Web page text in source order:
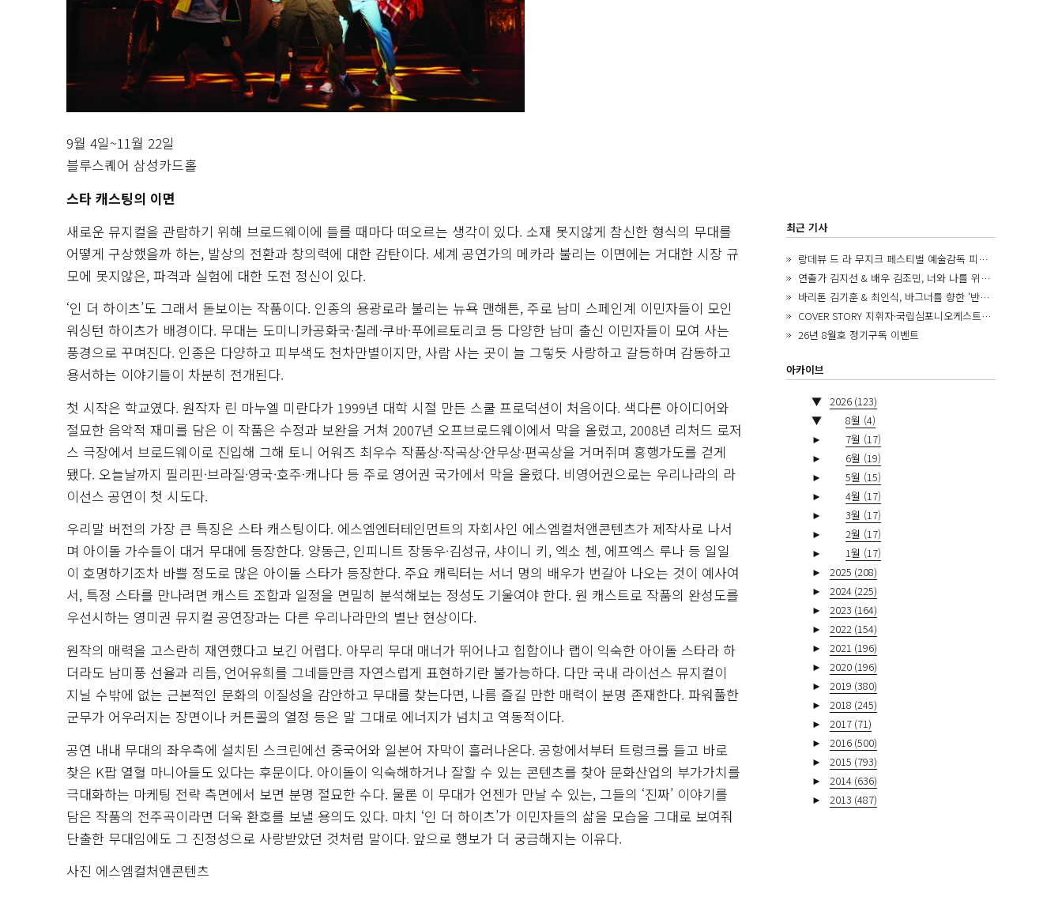
9월 4일~11월 22일
블루스퀘어 삼성카드홀
스타 캐스팅의 이면
새로운 뮤지컬을 관람하기 위해 브로드웨이에 들를 때마다 떠오르는 생각이 있다. 소재 못지않게 참신한 형식의 무대를
어떻게 구상했을까 하는, 발상의 전환과 창의력에 대한 감탄이다. 세계 공연가의 메카라 불리는 이면에는 거대한 시장 규
모에 못지않은, 파격과 실험에 대한 도전 정신이 있다.
‘인 더 하이츠’도 그래서 돋보이는 작품이다. 인종의 용광로라 불리는 뉴욕 맨해튼, 주로 남미 스페인계 이민자들이 모인
워싱턴 하이츠가 배경이다. 무대는 도미니카공화국·칠레·쿠바·푸에르토리코 등 다양한 남미 출신 이민자들이 모여 사는
풍경으로 꾸며진다. 인종은 다양하고 피부색도 천차만별이지만, 사람 사는 곳이 늘 그렇듯 사랑하고 갈등하며 감동하고
용서하는 이야기들이 차분히 전개된다.
첫 시작은 학교였다. 원작자 린 마누엘 미란다가 1999년 대학 시절 만든 스쿨 프로덕션이 처음이다. 색다른 아이디어와
절묘한 음악적 재미를 담은 이 작품은 수정과 보완을 거쳐 2007년 오프브로드웨이에서 막을 올렸고, 2008년 리처드 로저
스 극장에서 브로드웨이로 진입해 그해 토니 어워즈 최우수 작품상·작곡상·안무상·편곡상을 거머쥐며 흥행가도를 걷게
됐다. 오늘날까지 필리핀·브라질·영국·호주·캐나다 등 주로 영어권 국가에서 막을 올렸다. 비영어권으로는 우리나라의 라
이선스 공연이 첫 시도다.
우리말 버전의 가장 큰 특징은 스타 캐스팅이다. 에스엠엔터테인먼트의 자회사인 에스엠컬처앤콘텐츠가 제작사로 나서
며 아이돌 가수들이 대거 무대에 등장한다. 양동근, 인피니트 장동우·김성규, 샤이니 키, 엑소 첸, 에프엑스 루나 등 일일
이 호명하기조차 바쁠 정도로 많은 아이돌 스타가 등장한다. 주요 캐릭터는 서너 명의 배우가 번갈아 나오는 것이 예사여
서, 특정 스타를 만나려면 캐스트 조합과 일정을 면밀히 분석해보는 정성도 기울여야 한다. 원 캐스트로 작품의 완성도를
우선시하는 영미권 뮤지컬 공연장과는 다른 우리나라만의 별난 현상이다.
원작의 매력을 고스란히 재연했다고 보긴 어렵다. 아무리 무대 매너가 뛰어나고 힙합이나 랩이 익숙한 아이돌 스타라 하
더라도 남미풍 선율과 리듬, 언어유희를 그네들만큼 자연스럽게 표현하기란 불가능하다. 다만 국내 라이선스 뮤지컬이
지닐 수밖에 없는 근본적인 문화의 이질성을 감안하고 무대를 찾는다면, 나름 즐길 만한 매력이 분명 존재한다. 파워풀한
군무가 어우러지는 장면이나 커튼콜의 열정 등은 말 그대로 에너지가 넘치고 역동적이다.
공연 내내 무대의 좌우측에 설치된 스크린에선 중국어와 일본어 자막이 흘러나온다. 공항에서부터 트렁크를 들고 바로
찾은 K팝 열혈 마니아들도 있다는 후문이다. 아이돌이 익숙해하거나 잘할 수 있는 콘텐츠를 찾아 문화산업의 부가가치를
극대화하는 마케팅 전략 측면에서 보면 분명 절묘한 수다. 물론 이 무대가 언젠가 만날 수 있는, 그들의 ‘진짜’ 이야기를
담은 작품의 전주곡이라면 더욱 환호를 보낼 용의도 있다. 마치 ‘인 더 하이츠’가 이민자들의 삶을 모습을 그대로 보여줘
단출한 무대임에도 그 진정성으로 사랑받았던 것처럼 말이다. 앞으로 행보가 더 궁금해지는 이유다.
사진 에스엠컬처앤콘텐츠
최근 기사
랑데뷰 드 라 무지크 페스티벌 예술감독 피아니스트 김혜진, 5년간의 여정을 돌아보며
연출가 김지선 & 배우 김조민, 너와 나를 위한 ‘모두의 숲’에서 만나는 동심
바리톤 김기훈 & 최인식, 바그너를 향한 ‘반지 원정대’를 앞두고
COVER STORY 지휘자·국립심포니오케스트라 제8대 음악감독 로베르토 아바도
26년 8월호 정기구독 이벤트
아카이브
▼ 2026 (123)
▼
8월 (4)
►
7월 (17)
►
6월 (19)
►
5월 (15)
►
4월 (17)
►
3월 (17)
►
2월 (17)
►
1월 (17)
►
2025 (208)
►
2024 (225)
►
2023 (164)
►
2022 (154)
►
2021 (196)
►
2020 (196)
►
2019 (380)
►
2018 (245)
►
2017 (71)
►
2016 (500)
►
2015 (793)
►
2014 (636)
►
2013 (487)